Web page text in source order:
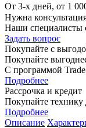
От 3-х дней, от 1
Нужна
Наши специалисты
Задать вопрос
Покупайте с
Покупайте
С программой
Подробнее
Рассрочка и кредит
Покупайте технику
Подробнее
Описание